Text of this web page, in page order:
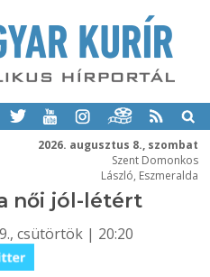
2026. augusztus 8., szombat
Szent Domonkos
László, Eszmeralda
női jól-létért
csütörtök | 20:20